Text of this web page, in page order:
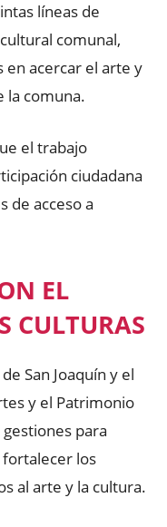
líneas de
comunal,
en acercar el arte y
la comuna.
el trabajo
ciudadana
de acceso a
EL
CULTURAS
San Joaquín y el
y el Patrimonio
para
los
al arte y la cultura.